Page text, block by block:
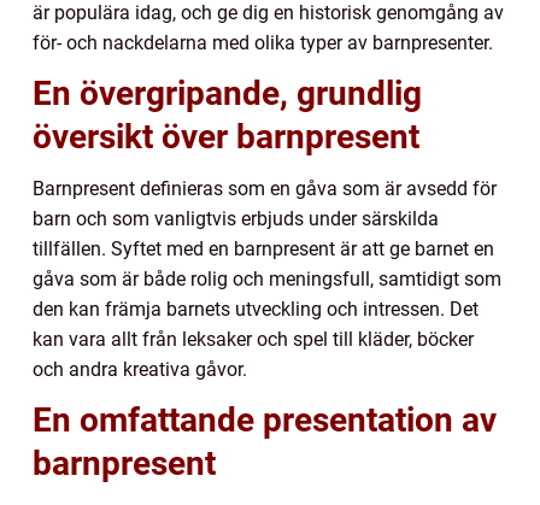
är populära idag, och ge dig en historisk genomgång av
för- och nackdelarna med olika typer av barnpresenter.
En övergripande, grundlig
översikt över barnpresent
Barnpresent definieras som en gåva som är avsedd för
barn och som vanligtvis erbjuds under särskilda
tillfällen. Syftet med en barnpresent är att ge barnet en
gåva som är både rolig och meningsfull, samtidigt som
den kan främja barnets utveckling och intressen. Det
kan vara allt från leksaker och spel till kläder, böcker
och andra kreativa gåvor.
En omfattande presentation av
barnpresent